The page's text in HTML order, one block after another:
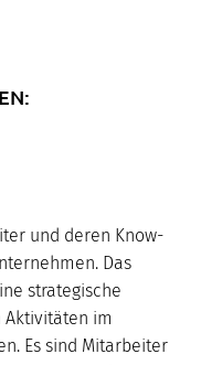
und deren Know-
Das
strategische
im
Es sind Mitarbeiter